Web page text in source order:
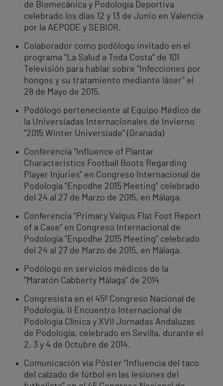
de Biomecánica y Podología Deportiva
celebrado los días 12 y 13 de Junio en Valencia
por la AEPODE y SEBIOR.
Colaborador como podólogo invitado en el
programa "La Salud a Toda Costa" de 101
Televisión para hablar sobre "Infecciones por
hongos y su tratamiento mediante láser" el
28 de Mayo de 2015.
Podólogo perteneciente al Equipo Médico de
la Universiadas Internacionales de Invierno
"2015 Winter Universiade" (Granada)
Conferencia "Influence of Plantar
Characteristics Football Boots Regarding
Player Injuries" en Congreso Internacional de
Podología "Enpodhe 2015 Meeting" celebrado
del 24 al 27 de Marzo de 2015, en Málaga.
Conferencia "Primary Valgus Flat Foot Report
of a Case" en Congreso Internacional de
Podología "Enpodhe 2015 Meeting" celebrado
del 24 al 27 de Marzo de 2015, en Málaga.
Podólogo en servicios médicos de la
"Maratón Cabberty Málaga" de 2014
Congresista en el 45º Congreso Nacional de
Podología, II Encuentro Internacional de
Podología Clínica y XVII Jornadas Andaluzas
de Podología, celebrado en Sevilla, durante el
2, 3 y 4 de Octubre de 2014.
Comunicación vía Póster "Influencia del taco
del calzado de fútbol en las lesiones del